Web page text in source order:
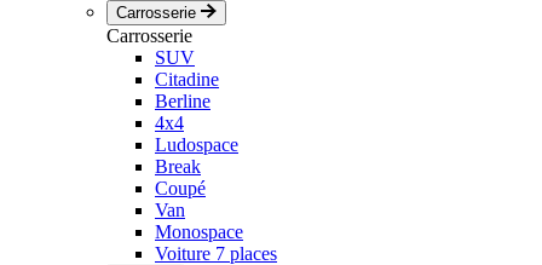
Carrosserie
Carrosserie
SUV
Citadine
Berline
4x4
Ludospace
Break
Coupé
Van
Monospace
Voiture 7 places